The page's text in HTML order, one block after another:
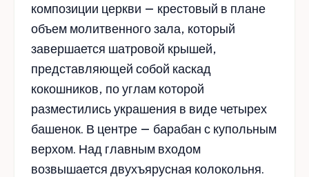
композиции церкви — крестовый в плане
объем молитвенного зала, который
завершается шатровой крышей,
представляющей собой каскад
кокошников, по углам которой
разместились украшения в виде четырех
башенок. В центре — барабан с купольным
верхом. Над главным входом
возвышается двухъярусная колокольня.